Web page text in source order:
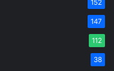
152
147
112
38